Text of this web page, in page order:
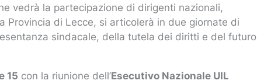
vedrà la partecipazione di dirigenti nazionali,
Provincia di Lecce, si articolerà in due giornate di
sindacale, della tutela dei diritti e del futuro
15 con la riunione dell’Esecutivo Nazionale UIL